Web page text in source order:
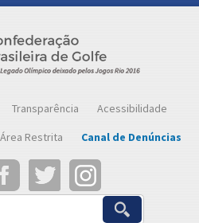
Transparência
Acessibilidade
Área Restrita Canal de Denúncias